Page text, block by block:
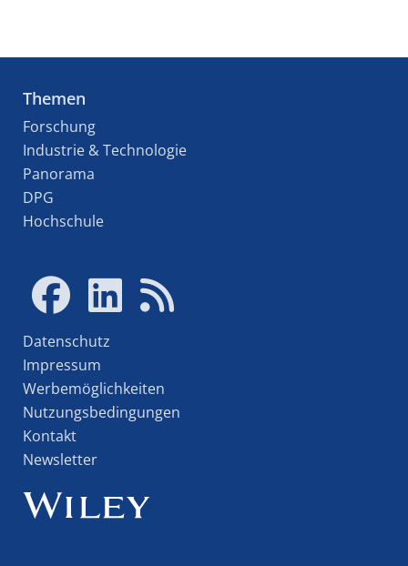
Themen
Forschung
Industrie & Technologie
Panorama
DPG
Hochschule
Datenschutz
Impressum
Werbemöglichkeiten
Nutzungsbedingungen
Kontakt
Newsletter